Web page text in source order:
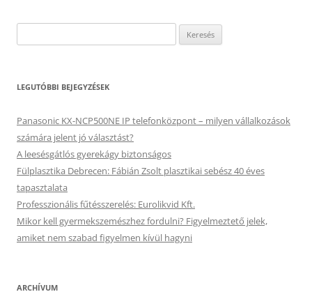
LEGUTÓBBI BEJEGYZÉSEK
Panasonic KX-NCP500NE IP telefonközpont – milyen vállalkozások
számára jelent jó választást?
A leesésgátlós gyerekágy biztonságos
Fülplasztika Debrecen: Fábián Zsolt plasztikai sebész 40 éves
tapasztalata
Professzionális fűtésszerelés: Eurolikvid Kft.
Mikor kell gyermekszemészhez fordulni? Figyelmeztető jelek,
amiket nem szabad figyelmen kívül hagyni
ARCHÍVUM